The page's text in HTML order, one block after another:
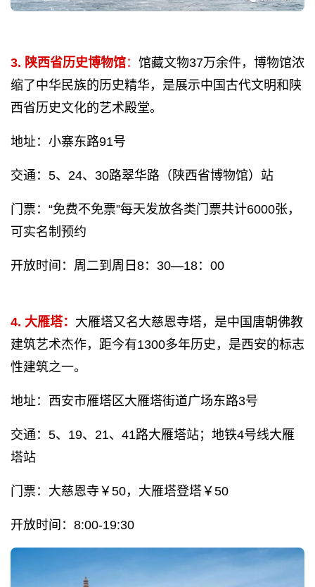
3. 陕西省历史博物馆： 馆藏文物37万余件，博物馆浓
缩了中华民族的历史精华，是展示中国古代文明和陕
西省历史文化的艺术殿堂。
地址：小寨东路91号
交通：5、24、30路翠华路（陕西省博物馆）站
门票：“免费不免票”每天发放各类门票共计6000张，
可实名制预约
开放时间：周二到周日8：30—18：00
4. 大雁塔： 大雁塔又名大慈恩寺塔，是中国唐朝佛教
建筑艺术杰作，距今有1300多年历史，是西安的标志
性建筑之一。
地址： 西安市雁塔区大雁塔街道广场东路3号
交通：5、19、21、41路大雁塔站；地铁4号线大雁
塔站
门票：大慈恩寺￥50，大雁塔登塔￥50
开放时间：8:00-19:30